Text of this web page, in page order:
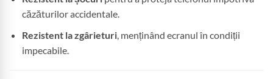
căzăturilor accidentale.
Rezistent la zgârieturi, menținând ecranul în condiții
impecabile.